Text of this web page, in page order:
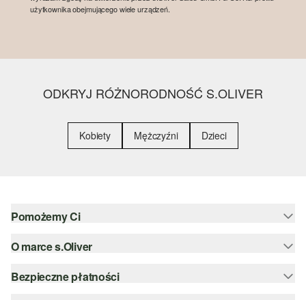
użytkownika obejmującego wiele urządzeń.
ODKRYJ RÓŻNORODNOŚĆ S.OLIVER
Kobiety Mężczyźni Dzieci
Pomożemy Ci
Pomoc i FAQ
Porady dotyczące rozmiarów
O marce s.Oliver
Newsletter
Bezpieczne płatności